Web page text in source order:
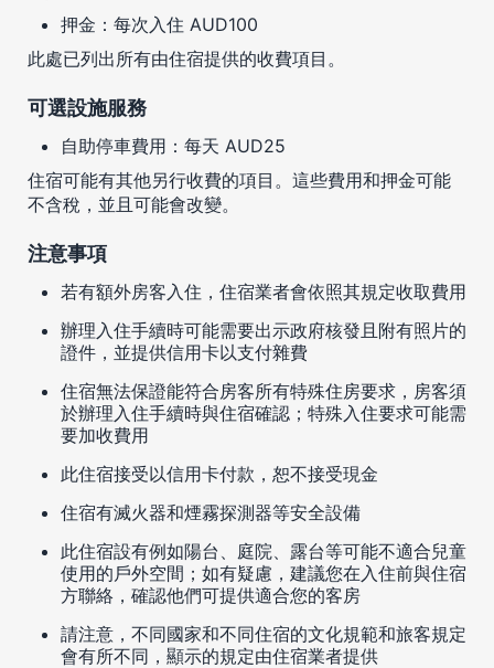
押金：每次入住 AUD100
此處已列出所有由住宿提供的收費項目。
可選設施服務
自助停車費用：每天 AUD25
住宿可能有其他另行收費的項目。這些費用和押金可能
不含稅，並且可能會改變。
注意事項
若有額外房客入住，住宿業者會依照其規定收取費用
辦理入住手續時可能需要出示政府核發且附有照片的
證件，並提供信用卡以支付雜費
住宿無法保證能符合房客所有特殊住房要求，房客須
於辦理入住手續時與住宿確認；特殊入住要求可能需
要加收費用
此住宿接受以信用卡付款，恕不接受現金
住宿有滅火器和煙霧探測器等安全設備
此住宿設有例如陽台、庭院、露台等可能不適合兒童
使用的戶外空間；如有疑慮，建議您在入住前與住宿
方聯絡，確認他們可提供適合您的客房
請注意，不同國家和不同住宿的文化規範和旅客規定
會有所不同，顯示的規定由住宿業者提供